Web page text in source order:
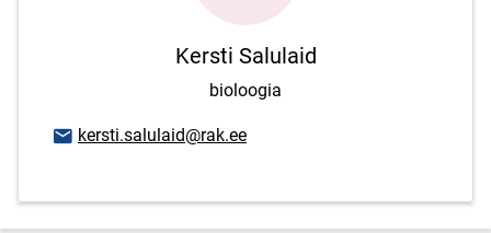
Kersti Salulaid
bioloogia
E-posti aadress
kersti.salulaid@rak.ee